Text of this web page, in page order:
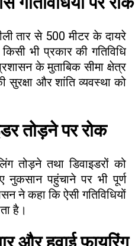
तार से 500 मीटर के दायरे
भी प्रकार की गतिविधि
के मुताबिक सीमा क्षेत्र
सुरक्षा और शांति व्यवस्था को
तोड़ने पर रोक
तोड़ने तथा डिवाइडरों को
नुकसान पहुंचाने पर भी पूर्ण
ने कहा कि ऐसी गतिविधियों
है।